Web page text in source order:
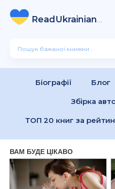
ReadUkrainian
Біографії Блог
Збірка
ТОП 20 книг за